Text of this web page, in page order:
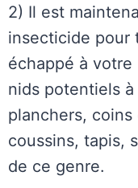
2) Il est
insecticide pour
échappé à
nids potentiels à
planchers,
coussins, tapis,
de ce genre.